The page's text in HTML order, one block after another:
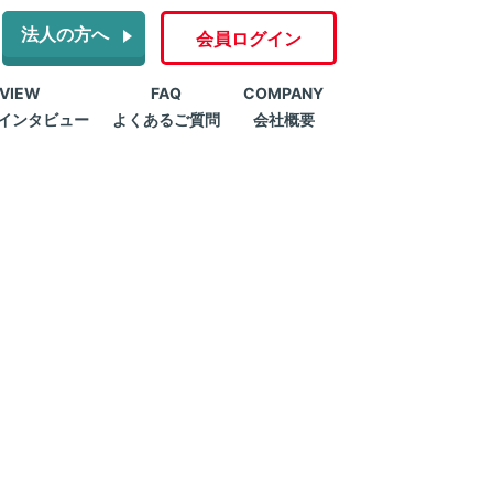
法人の方へ 会員ログイン
ンタビュー
FAQ
よくあるご質問
COMPANY
会社概要